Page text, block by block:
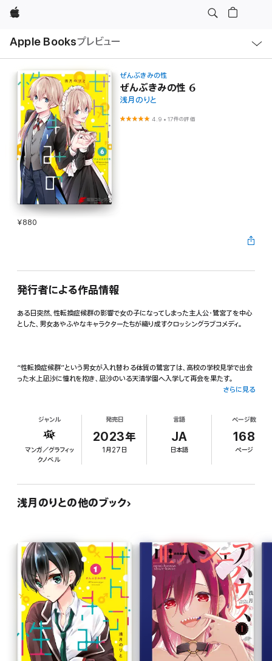
Apple
Apple Booksプレビュー
ル
ぜんぶきみの性
ぜんぶきみの性 6
浅月のりと
4.9 •17件の評価
¥880
発行者による作品情報
ある日突然、性転換症候群の影響で女の子になってしまった主人公・鷺宮了を中心
とした、男女あやふやなキャラクターたちが織り成すクロッシングラブコメディ。
“性転換症候群”という男女が入れ替わる体質の鷺宮了は、高校の学校見学で出会
った水上凪沙に憧れを抱き、凪沙のいる天清学園へ入学して再会を果たす。
距離が近い無防備な凪沙に振り回される了は、情緒乱高下ライフを送っていたが、
ついに凪沙と付き合うこととなり――?
さらに見る
ジャンル
マンガ／グラフィッ
クノベル
発売日
2023年
1月27日
言語
JA
日本語
ページ数
168
ページ
浅月のりとの他のブック